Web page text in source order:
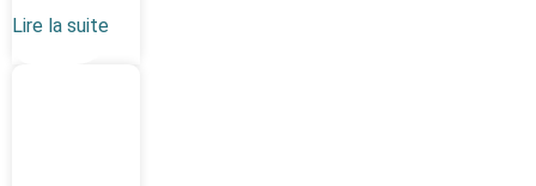
Lire la suite